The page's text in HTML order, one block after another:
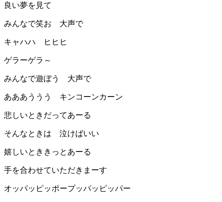
良い夢を見て
みんなで笑お 大声で
キャハハ ヒヒヒ
ゲラーゲラ～
みんなで遊ぼう 大声で
あああううう キンコーンカーン
悲しいときだってあーる
そんなときは 泣けばいい
嬉しいとききっとあーる
手を合わせていただきまーす
オッパッピッポープッパッピッパー